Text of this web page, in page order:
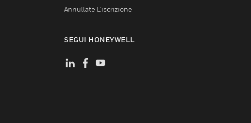
Annullate L’iscrizione
SEGUI HONEYWELL